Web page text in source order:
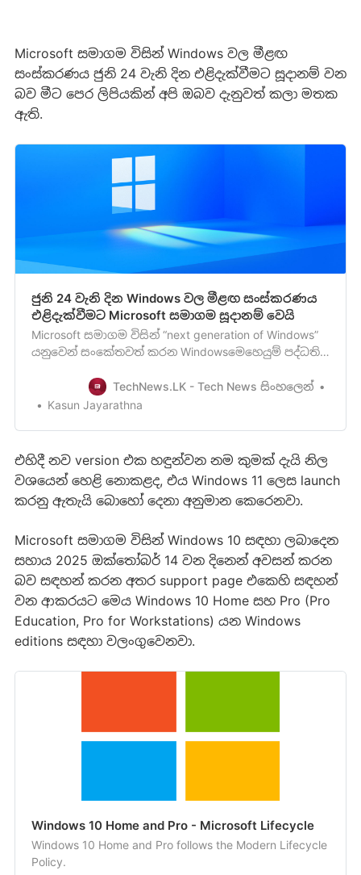
Microsoft සමාගම විසින් Windows වල මීළඟ
සංස්කරණය ජුනි 24 වැනි දින එළිදැක්වීමට සූදානම් වන
බව මීට පෙර ලිපියකින් අපි ඔබව දැනුවත් කලා මතක
ඇති.
ජුනි 24 වැනි දින Windows වල මීළඟ සංස්කරණය
එළිදැක්වීමට Microsoft සමාගම සූදානම් වෙයි
Microsoft සමාගම විසින් “next generation of Windows”
යනුවෙන් සංකේතවත් කරන Windowsමෙහෙයුම් පද්ධති
සංස්කරණයක් පිළිබඳවපසුගියදා පැවති Build event එක
අතරතුරදී කෙටියෙන් සඳහන් කරනු ලැබුවා. මේ වන විට
TechNews.LK - Tech News සිංහලෙන්
Kasun Jayarathna
එහිදී නව version එක හඳුන්වන නම කුමක් දැයි නිල
වශයෙන් හෙළි නොකළද, එය Windows 11 ලෙස launch
කරනු ඇතැයි බොහෝ දෙනා අනුමාන කෙරෙනවා.
Microsoft සමාගම විසින් Windows 10 සඳහා ලබාදෙන
සහාය 2025 ඔක්තෝබර් 14 වන දිනෙන් අවසන් කරන
බව සඳහන් කරන අතර support page එකෙහි සඳහන්
වන ආකරයට මෙය Windows 10 Home සහ Pro (Pro
Education, Pro for Workstations) යන Windows
editions සඳහා වලංගුවෙනවා.
Windows 10 Home and Pro - Microsoft Lifecycle
Windows 10 Home and Pro follows the Modern Lifecycle
Policy.